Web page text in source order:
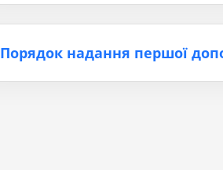
Порядок надання першої